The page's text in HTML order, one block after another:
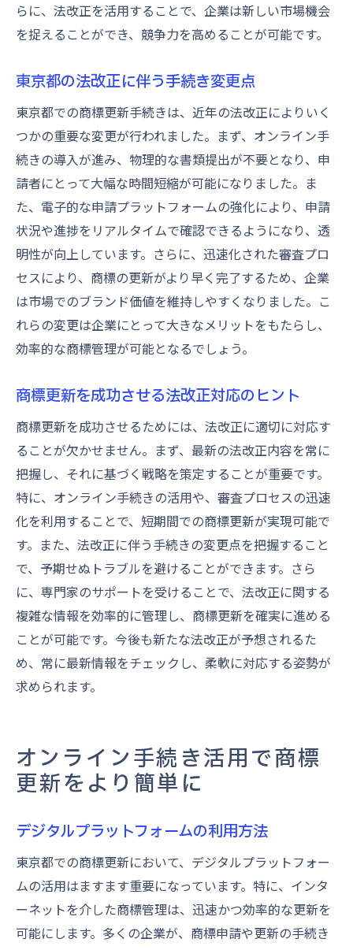
らに、法改正を活用することで、企業は新しい市場機会
を捉えることができ、競争力を高めることが可能です。
東京都の法改正に伴う手続き変更点
東京都での商標更新手続きは、近年の法改正によりいく
つかの重要な変更が行われました。まず、オンライン手
続きの導入が進み、物理的な書類提出が不要となり、申
請者にとって大幅な時間短縮が可能になりました。ま
た、電子的な申請プラットフォームの強化により、申請
状況や進捗をリアルタイムで確認できるようになり、透
明性が向上しています。さらに、迅速化された審査プロ
セスにより、商標の更新がより早く完了するため、企業
は市場でのブランド価値を維持しやすくなりました。こ
れらの変更は企業にとって大きなメリットをもたらし、
効率的な商標管理が可能となるでしょう。
商標更新を成功させる法改正対応のヒント
商標更新を成功させるためには、法改正に適切に対応す
ることが欠かせません。まず、最新の法改正内容を常に
把握し、それに基づく戦略を策定することが重要です。
特に、オンライン手続きの活用や、審査プロセスの迅速
化を利用することで、短期間での商標更新が実現可能で
す。また、法改正に伴う手続きの変更点を把握すること
で、予期せぬトラブルを避けることができます。さら
に、専門家のサポートを受けることで、法改正に関する
複雑な情報を効率的に管理し、商標更新を確実に進める
ことが可能です。今後も新たな法改正が予想されるた
め、常に最新情報をチェックし、柔軟に対応する姿勢が
求められます。
オンライン手続き活用で商標
更新をより簡単に
デジタルプラットフォームの利用方法
東京都での商標更新において、デジタルプラットフォー
ムの活用はますます重要になっています。特に、インタ
ーネットを介した商標管理は、迅速かつ効率的な更新を
可能にします。多くの企業が、商標申請や更新の手続き